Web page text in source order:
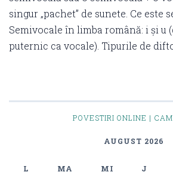
singur „pachet” de sunete. Ce este
Semivocale în limba română: i și u
puternic ca vocale). Tipurile de
POVESTIRI ONLINE |
AUGUST 2026
L MA MI J